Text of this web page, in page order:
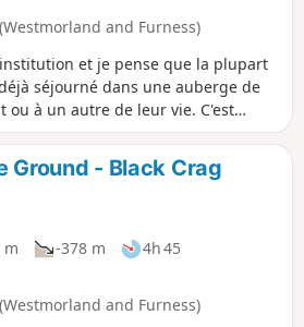
and Furness)
et je pense que la plupart
séjourné dans une auberge de
ou à un autre de leur vie. C'est
ont été créés «pour aider tout le
qui ont pas beaucoup de
aimer et prendre soin de la
en leur proposant des auberges
simples pendant leurs voyages ».
qui commencent ou finissent
dans la région des lacs. En
sommets Wainwright, 3 lacs de
Ground - Black Crag
m -378 m
4h 45
and Furness)